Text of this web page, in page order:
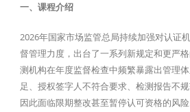
一、课程介绍
2026年国家市场监管总局持续加强对认证
督管理力度，出台了一系列新规定和更严
测机构在年度监督检查中频繁暴露出管理
足、授权签字人不符合要求、检测报告不
因此面临限期整改甚至暂停认可资格的风